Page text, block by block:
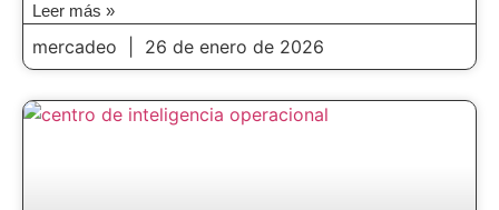
Leer más »
mercadeo 26 de enero de 2026